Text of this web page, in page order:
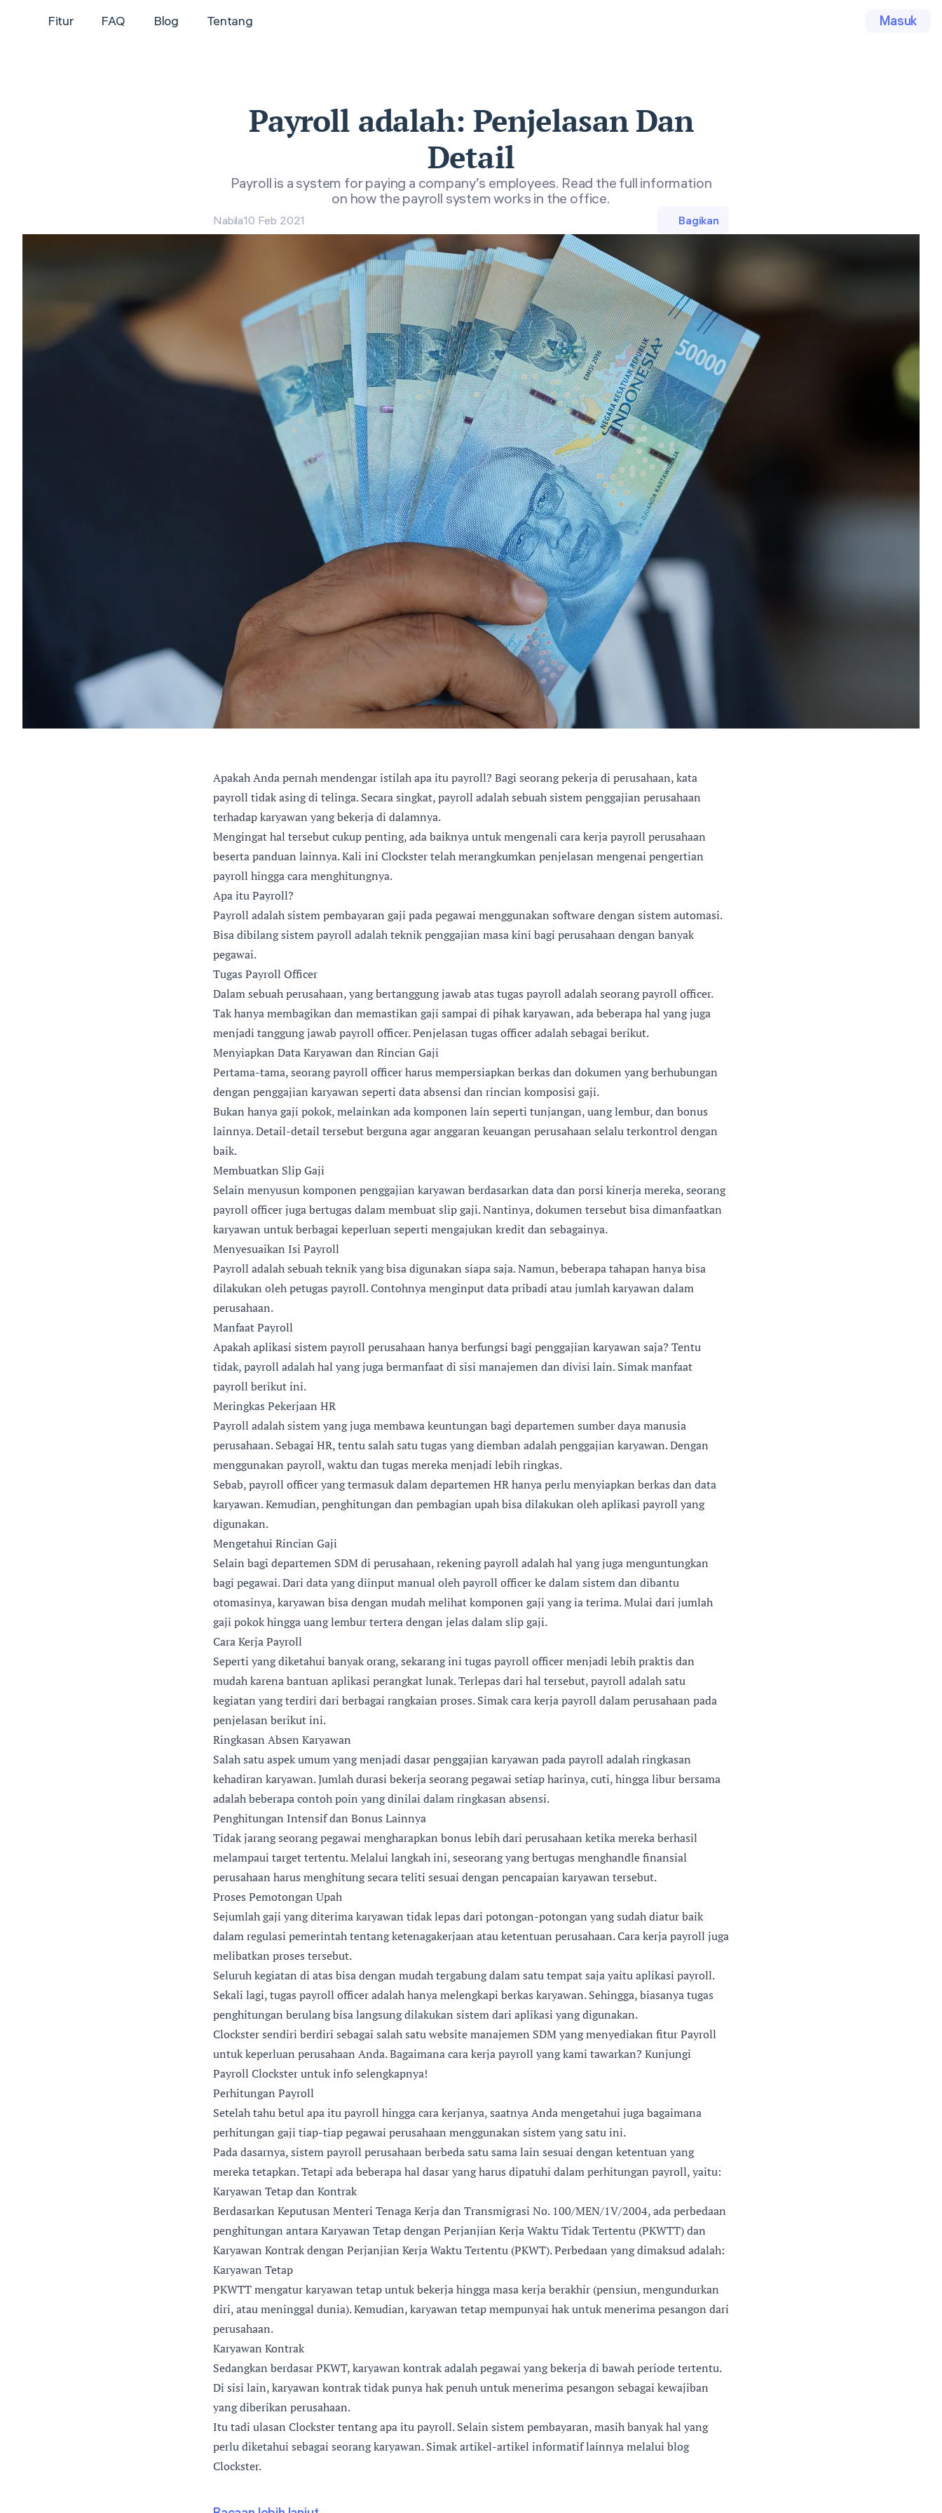
Fitur FAQ Blog Tentang Masuk
Payroll adalah: Penjelasan Dan
Detail
Payroll is a system for paying a company’s employees. Read the full information
on how the payroll system works in the office.
Nabila10 Feb 2021 Bagikan
Apakah Anda pernah mendengar istilah apa itu payroll? Bagi seorang pekerja di perusahaan, kata
payroll tidak asing di telinga. Secara singkat, payroll adalah sebuah sistem penggajian perusahaan
terhadap karyawan yang bekerja di dalamnya.
Mengingat hal tersebut cukup penting, ada baiknya untuk mengenali cara kerja payroll perusahaan
beserta panduan lainnya. Kali ini Clockster telah merangkumkan penjelasan mengenai pengertian
payroll hingga cara menghitungnya.
Apa itu Payroll?
Payroll adalah sistem pembayaran gaji pada pegawai menggunakan software dengan sistem automasi.
Bisa dibilang sistem payroll adalah teknik penggajian masa kini bagi perusahaan dengan banyak
pegawai.
Tugas Payroll Officer
Dalam sebuah perusahaan, yang bertanggung jawab atas tugas payroll adalah seorang payroll officer.
Tak hanya membagikan dan memastikan gaji sampai di pihak karyawan, ada beberapa hal yang juga
menjadi tanggung jawab payroll officer. Penjelasan tugas officer adalah sebagai berikut.
Menyiapkan Data Karyawan dan Rincian Gaji
Pertama-tama, seorang payroll officer harus mempersiapkan berkas dan dokumen yang berhubungan
dengan penggajian karyawan seperti data absensi dan rincian komposisi gaji.
Bukan hanya gaji pokok, melainkan ada komponen lain seperti tunjangan, uang lembur, dan bonus
lainnya. Detail-detail tersebut berguna agar anggaran keuangan perusahaan selalu terkontrol dengan
baik.
Membuatkan Slip Gaji
Selain menyusun komponen penggajian karyawan berdasarkan data dan porsi kinerja mereka, seorang
payroll officer juga bertugas dalam membuat slip gaji. Nantinya, dokumen tersebut bisa dimanfaatkan
karyawan untuk berbagai keperluan seperti mengajukan kredit dan sebagainya.
Menyesuaikan Isi Payroll
Payroll adalah sebuah teknik yang bisa digunakan siapa saja. Namun, beberapa tahapan hanya bisa
dilakukan oleh petugas payroll. Contohnya menginput data pribadi atau jumlah karyawan dalam
perusahaan.
Manfaat Payroll
Apakah aplikasi sistem payroll perusahaan hanya berfungsi bagi penggajian karyawan saja? Tentu
tidak, payroll adalah hal yang juga bermanfaat di sisi manajemen dan divisi lain. Simak manfaat
payroll berikut ini.
Meringkas Pekerjaan HR
Payroll adalah sistem yang juga membawa keuntungan bagi departemen sumber daya manusia
perusahaan. Sebagai HR, tentu salah satu tugas yang diemban adalah penggajian karyawan. Dengan
menggunakan payroll, waktu dan tugas mereka menjadi lebih ringkas.
Sebab, payroll officer yang termasuk dalam departemen HR hanya perlu menyiapkan berkas dan data
karyawan. Kemudian, penghitungan dan pembagian upah bisa dilakukan oleh aplikasi payroll yang
digunakan.
Mengetahui Rincian Gaji
Selain bagi departemen SDM di perusahaan, rekening payroll adalah hal yang juga menguntungkan
bagi pegawai. Dari data yang diinput manual oleh payroll officer ke dalam sistem dan dibantu
otomasinya, karyawan bisa dengan mudah melihat komponen gaji yang ia terima. Mulai dari jumlah
gaji pokok hingga uang lembur tertera dengan jelas dalam slip gaji.
Cara Kerja Payroll
Seperti yang diketahui banyak orang, sekarang ini tugas payroll officer menjadi lebih praktis dan
mudah karena bantuan aplikasi perangkat lunak. Terlepas dari hal tersebut, payroll adalah satu
kegiatan yang terdiri dari berbagai rangkaian proses. Simak cara kerja payroll dalam perusahaan pada
penjelasan berikut ini.
Ringkasan Absen Karyawan
Salah satu aspek umum yang menjadi dasar penggajian karyawan pada payroll adalah ringkasan
kehadiran karyawan. Jumlah durasi bekerja seorang pegawai setiap harinya, cuti, hingga libur bersama
adalah beberapa contoh poin yang dinilai dalam ringkasan absensi.
Penghitungan Intensif dan Bonus Lainnya
Tidak jarang seorang pegawai mengharapkan bonus lebih dari perusahaan ketika mereka berhasil
melampaui target tertentu. Melalui langkah ini, seseorang yang bertugas menghandle finansial
perusahaan harus menghitung secara teliti sesuai dengan pencapaian karyawan tersebut.
Proses Pemotongan Upah
Sejumlah gaji yang diterima karyawan tidak lepas dari potongan-potongan yang sudah diatur baik
dalam regulasi pemerintah tentang ketenagakerjaan atau ketentuan perusahaan. Cara kerja payroll juga
melibatkan proses tersebut.
Seluruh kegiatan di atas bisa dengan mudah tergabung dalam satu tempat saja yaitu aplikasi payroll.
Sekali lagi, tugas payroll officer adalah hanya melengkapi berkas karyawan. Sehingga, biasanya tugas
penghitungan berulang bisa langsung dilakukan sistem dari aplikasi yang digunakan.
Clockster sendiri berdiri sebagai salah satu website manajemen SDM yang menyediakan fitur Payroll
untuk keperluan perusahaan Anda. Bagaimana cara kerja payroll yang kami tawarkan? Kunjungi
Payroll Clockster untuk info selengkapnya!
Perhitungan Payroll
Setelah tahu betul apa itu payroll hingga cara kerjanya, saatnya Anda mengetahui juga bagaimana
perhitungan gaji tiap-tiap pegawai perusahaan menggunakan sistem yang satu ini.
Pada dasarnya, sistem payroll perusahaan berbeda satu sama lain sesuai dengan ketentuan yang
mereka tetapkan. Tetapi ada beberapa hal dasar yang harus dipatuhi dalam perhitungan payroll, yaitu:
Karyawan Tetap dan Kontrak
Berdasarkan Keputusan Menteri Tenaga Kerja dan Transmigrasi No. 100/MEN/1V/2004, ada perbedaan
penghitungan antara Karyawan Tetap dengan Perjanjian Kerja Waktu Tidak Tertentu (PKWTT) dan
Karyawan Kontrak dengan Perjanjian Kerja Waktu Tertentu (PKWT). Perbedaan yang dimaksud adalah:
Karyawan Tetap
PKWTT mengatur karyawan tetap untuk bekerja hingga masa kerja berakhir (pensiun, mengundurkan
diri, atau meninggal dunia). Kemudian, karyawan tetap mempunyai hak untuk menerima pesangon dari
perusahaan.
Karyawan Kontrak
Sedangkan berdasar PKWT, karyawan kontrak adalah pegawai yang bekerja di bawah periode tertentu.
Di sisi lain, karyawan kontrak tidak punya hak penuh untuk menerima pesangon sebagai kewajiban
yang diberikan perusahaan.
Itu tadi ulasan Clockster tentang apa itu payroll. Selain sistem pembayaran, masih banyak hal yang
perlu diketahui sebagai seorang karyawan. Simak artikel-artikel informatif lainnya melalui blog
Clockster.